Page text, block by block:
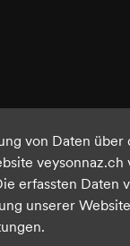
Twitter
von Daten
erfassten Daten
unserer